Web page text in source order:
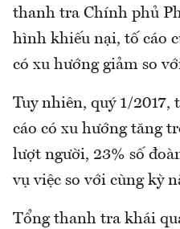
thanh tra Chính phủ
hình khiếu nại, tố cáo
có xu hướng giảm so
Tuy nhiên, quý 1/
cáo có xu hướng tăng
lượt người, 23% số
vụ việc so với cùng kỳ
Tổng thanh tra khái